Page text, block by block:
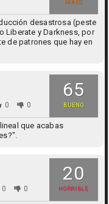
MALO
desastrosa (peste
Liberate y Darkness, por
de patrones que hay en
65
BUENO
0 0
que acabas
20
HORRIBLE
0 0